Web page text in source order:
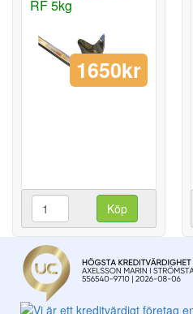
RF 5kg
1650kr
Köp